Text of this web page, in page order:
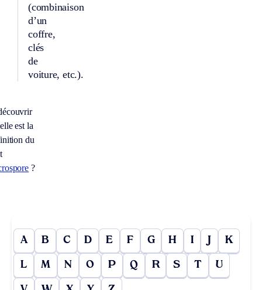
(combinaison
d’un
coffre,
clés
de
voiture, etc.).
est la
du
?
A B C D E F G H I J K
L M N O P Q R S T U